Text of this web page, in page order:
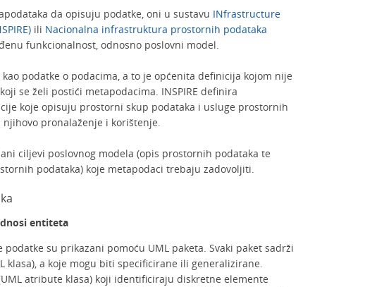
da opisuju podatke, oni u sustavu INfrastructure
ili Nacionalna infrastruktura prostornih podataka
funkcionalnost, odnosno poslovni model.
podatke o podacima, a to je općenita definicija kojom nije
se želi postići metapodacima. INSPIRE definira
koje opisuju prostorni skup podataka i usluge prostornih
pronalaženje i korištenje.
ciljevi poslovnog modela (opis prostornih podataka te
podataka) koje metapodaci trebaju zadovoljiti.
entiteta
podatke su prikazani pomoću UML paketa. Svaki paket sadrži
klasa), a koje mogu biti specificirane ili generalizirane.
atribute klasa) koji identificiraju diskretne elemente